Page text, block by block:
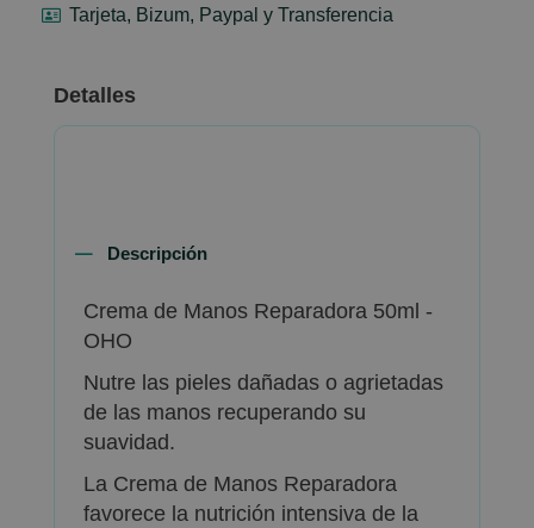
Tarjeta, Bizum, Paypal y Transferencia
Detalles
Descripción
Crema de Manos Reparadora 50ml -
OHO
Nutre las pieles dañadas o agrietadas
de las manos recuperando su
suavidad.
La Crema de Manos Reparadora
favorece la nutrición intensiva de la